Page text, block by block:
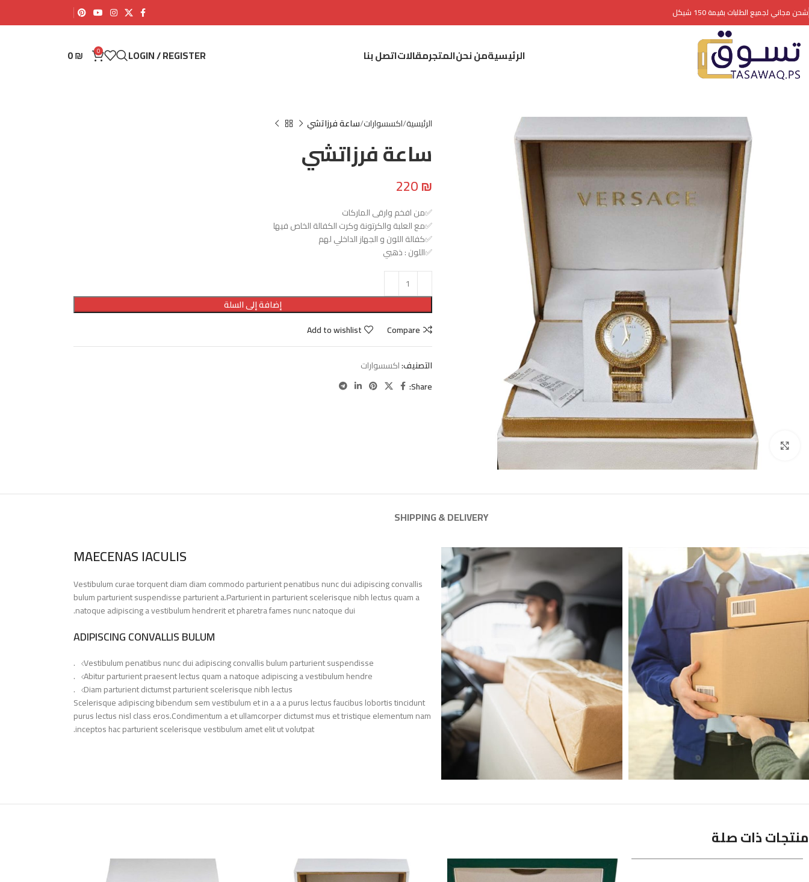
شحن مجاني لجميع الطلبات بقيمة 150 شيكل
الرئيسيةمن نحنالمتجرمقالاتاتصل بنا LOGIN / REGISTER
0
0₪
Click to enlarge
الرئيسية اكسسوارات ساعة فرزاتشي
ساعة فرزاتشي
220₪
✅من افخم وارقى الماركات
✅مع العلبة والكرتونة وكرت الكفالة الخاص فيها
✅كفالة اللون و الجهاز الداخلي لهم
✅اللون : ذهبي
إضافة إلى السلة
Compare
Add to wishlist
التصنيف:اكسسوارات
Share:
SHIPPING & DELIVERY
MAECENAS IACULIS
Vestibulum curae torquent diam diam commodo parturient penatibus nunc dui adipiscing convallis
bulum parturient suspendisse parturient a.Parturient in parturient scelerisque nibh lectus quam a
natoque adipiscing a vestibulum hendrerit et pharetra fames nunc natoque dui.
ADIPISCING CONVALLIS BULUM
Vestibulum penatibus nunc dui adipiscing convallis bulum parturient suspendisse.
Abitur parturient praesent lectus quam a natoque adipiscing a vestibulum hendre.
Diam parturient dictumst parturient scelerisque nibh lectus.
Scelerisque adipiscing bibendum sem vestibulum et in a a a purus lectus faucibus lobortis tincidunt
purus lectus nisl class eros.Condimentum a et ullamcorper dictumst mus et tristique elementum nam
inceptos hac parturient scelerisque vestibulum amet elit ut volutpat.
منتجات ذات صلة